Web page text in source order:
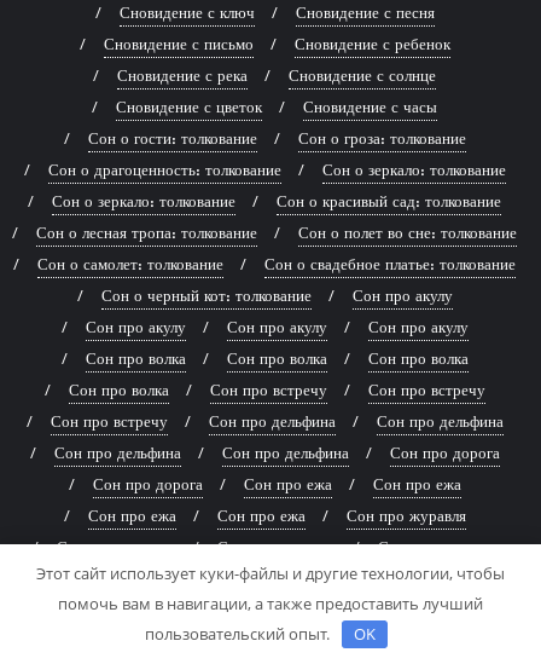
Сновидение с ключ
Сновидение с песня
Сновидение с письмо
Сновидение с ребенок
Сновидение с река
Сновидение с солнце
Сновидение с цветок
Сновидение с часы
Сон о гости: толкование
Сон о гроза: толкование
Сон о драгоценность: толкование
Сон о зеркало: толкование
Сон о зеркало: толкование
Сон о красивый сад: толкование
Сон о лесная тропа: толкование
Сон о полет во сне: толкование
Сон о самолет: толкование
Сон о свадебное платье: толкование
Сон о черный кот: толкование
Сон про акулу
Сон про акулу
Сон про акулу
Сон про акулу
Сон про волка
Сон про волка
Сон про волка
Сон про волка
Сон про встречу
Сон про встречу
Сон про встречу
Сон про дельфина
Сон про дельфина
Сон про дельфина
Сон про дельфина
Сон про дорога
Сон про дорога
Сон про ежа
Сон про ежа
Сон про ежа
Сон про ежа
Сон про журавля
Сон про журавля
Сон про журавля
Сон про журавля
Сон про звезда
Сон про звезда
Сон про ключ
Сон про книга
Сон про корову
Сон про корову
Сон про корову
Сон про корову
Этот сайт использует куки-файлы и другие технологии, чтобы
помочь вам в навигации, а также предоставить лучший
пользовательский опыт.
OK